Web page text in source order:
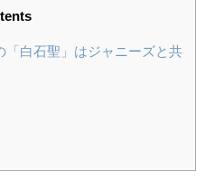
「白石聖」はジャニーズと共